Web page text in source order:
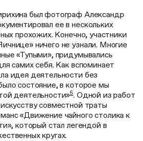
был фотограф Александр
ее в нескольких
прохожих. Конечно, участники
ничего не узнали. Многие
«Тупыми», придумывались
самих себя. Как вспоминает
идея деятельности без
состояние, в которое мы
деятельности»5. Одной из работ
совместной траты
«Движение чайного столика к
который стал легендой в
кругах.